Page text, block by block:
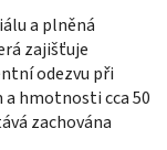
a plněná
zajišťuje
odezvu při
a hmotnosti cca 50
zachována